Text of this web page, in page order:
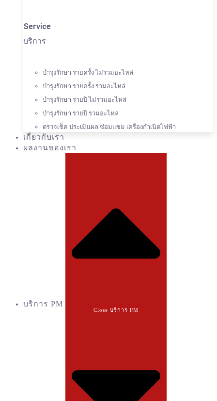
Service
บริการ
บำรุงรักษา รายครั้ง ไม่รวมอะไหล่
บำรุงรักษา รายครั้ง รวมอะไหล่
บำรุงรักษา รายปี ไม่รวมอะไหล่
บำรุงรักษา รายปี รวมอะไหล่
ตรวจเช็ค ประเมินผล ซ่อมแซม เครื่องกำเนิดไฟฟ้า
เกี่ยวกับเรา
ผลงานของเรา
บริการ PM
Close บริการ PM